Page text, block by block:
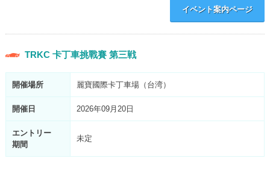
イベント案内ページ
TRKC 卡丁車挑戰賽 第三戦
開催場所 麗寶國際卡丁車場（台湾）
開催日 2026年09月20日
エントリー
期間
未定